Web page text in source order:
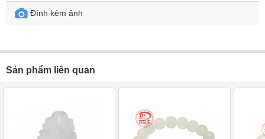
Đính kèm ảnh
Sản phẩm liên quan